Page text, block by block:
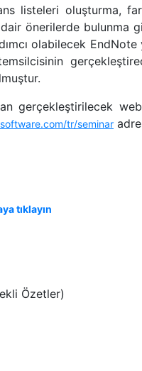
listeleri oluşturma,
önerilerde bulunma
olabilecek
gerçekleştirilecek
tr/seminar
tıklayın
Özetler)